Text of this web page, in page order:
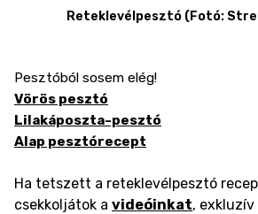
Reteklevélpesztó (Fotó:
Pesztóból sosem elég!
Vörös pesztó
Lilakáposzta-pesztó
Alap pesztórecept
Ha tetszett a reteklevélpesztó
csekkoljátok a videóinkat,